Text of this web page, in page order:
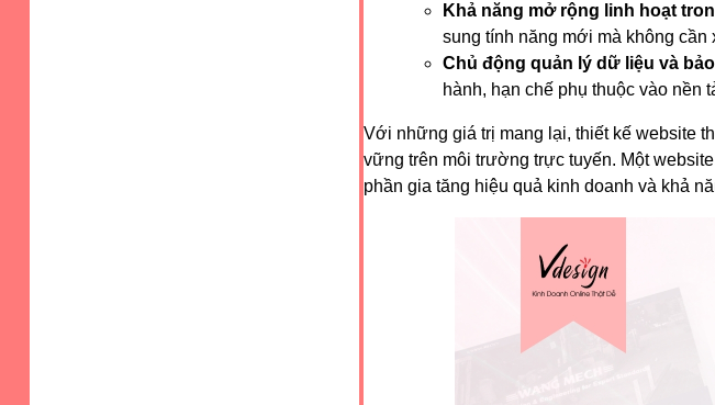
Khả năng mở rộng linh hoạt
sung tính năng mới mà không
Chủ động quản lý dữ liệu và
hành, hạn chế phụ thuộc vào nền
Với những giá trị mang lại, thiết kế website
vững trên môi trường trực tuyến. Một
phần gia tăng hiệu quả kinh doanh và khả